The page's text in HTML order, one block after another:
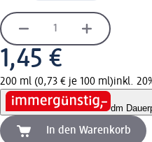
1,45 €
200 ml (0,73 € je 100 ml)inkl.
dm
In den Warenkorb